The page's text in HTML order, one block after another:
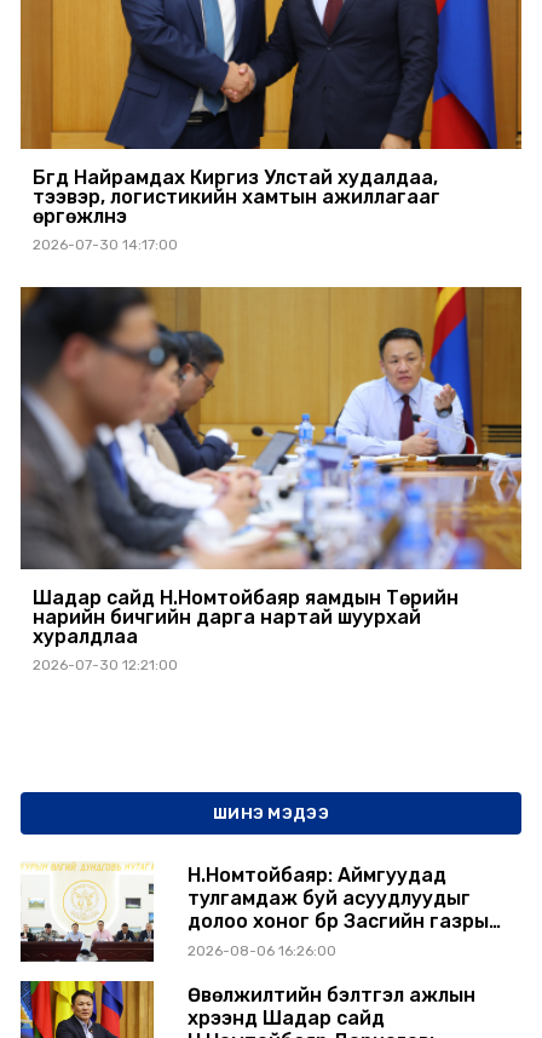
Бүгд Найрамдах Киргиз Улстай худалдаа,
тээвэр, логистикийн хамтын ажиллагааг
өргөжүүлнэ
2026-07-30 14:17:00
Шадар сайд Н.Номтойбаяр яамдын Төрийн
нарийн бичгийн дарга нартай шуурхай
хуралдлаа
2026-07-30 12:21:00
ШИНЭ МЭДЭЭ
Н.Номтойбаяр: Аймгуудад
тулгамдаж буй асуудлуудыг
долоо хоног бүр Засгийн газрын
хуралдаанд танилцуулж,
2026-08-06 16:26:00
Өвөлжилтийн бэлтгэл ажлын
хүрээнд Шадар сайд